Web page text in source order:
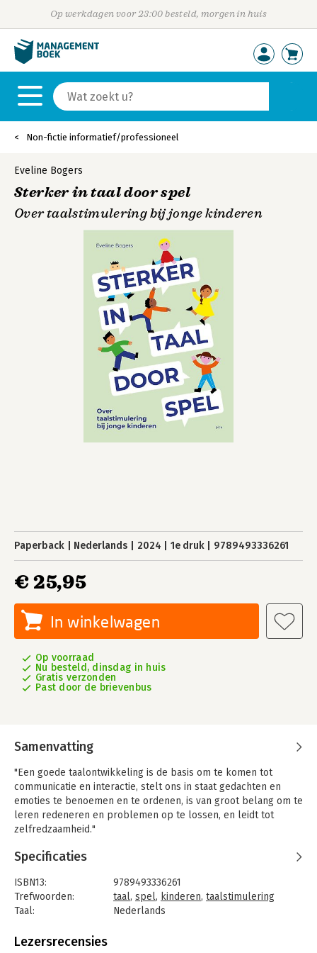
Op werkdagen voor 23:00 besteld, morgen in huis
Non-fictie informatief/professioneel
Eveline Bogers
Sterker in taal door spel
Over taalstimulering bij jonge kinderen
Paperback Nederlands 2024 1e druk 9789493336261
€ 25,95
In winkelwagen
Op voorraad
Nu besteld, dinsdag in huis
Gratis verzonden
Past door de brievenbus
Samenvatting
"Een goede taalontwikkeling is de basis om te komen tot
communicatie en interactie, stelt ons in staat gedachten en
emoties te benoemen en te ordenen, is van groot belang om te
leren redeneren en problemen op te lossen, en leidt tot
zelfredzaamheid."
Taal en spel zijn onlosmakelijk met elkaar verbonden: spel is
een natuurlijke activiteit om een taal te leren en omgekeerd
heeft taal een positieve invloed op de spelontwikkeling van
kinderen.
spel)ontwikkeling van jonge kinderen, biedt dit boek een schat
aan praktische tips voor onder meer het inrichten van een
Specificaties
ISBN13:
9789493336261
Trefwoorden:
taal, spel, kinderen, taalstimulering
Taal:
Nederlands
Aantal pagina's:
Lezersrecensies